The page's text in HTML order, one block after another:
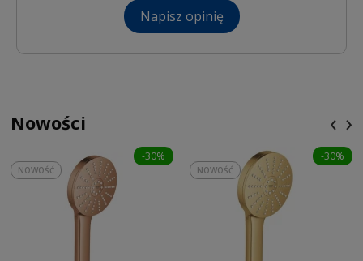
Napisz opinię
Nowości
-30%
NOWOŚĆ
-30%
NOWOŚĆ
‹ ›